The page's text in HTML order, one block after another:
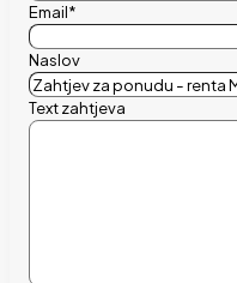
Email*
Naslov
Text zahtjeva